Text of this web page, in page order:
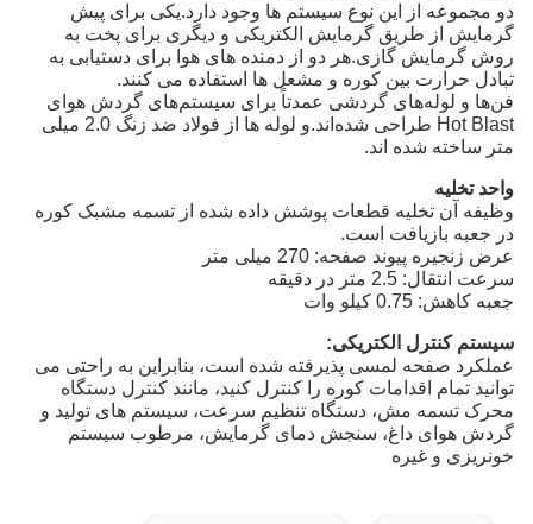
دو مجموعه از این نوع سیستم ها وجود دارد.یکی برای پیش
گرمایش از طریق گرمایش الکتریکی و دیگری برای پخت به
روش گرمایش گازی.هر دو از دمنده های هوا برای دستیابی به
تبادل حرارت بین کوره و مشعل ها استفاده می کنند.
فن‌ها و لوله‌های گردشی عمدتاً برای سیستم‌های گردش هوای
Hot Blast طراحی شده‌اند.و لوله ها از فولاد ضد زنگ 2.0 میلی
متر ساخته شده اند.
واحد تخلیه
وظیفه آن تخلیه قطعات پوشش داده شده از تسمه مشبک کوره
در جعبه بازیافت است.
عرض زنجیره پیوند صفحه: 270 میلی متر
سرعت انتقال: 2.5 متر در دقیقه
جعبه کاهش: 0.75 کیلو وات
سیستم کنترل الکتریکی:
عملکرد صفحه لمسی پذیرفته شده است، بنابراین به راحتی می
توانید تمام اقدامات کوره را کنترل کنید، مانند کنترل دستگاه
محرک تسمه مش، دستگاه تنظیم سرعت، سیستم های تولید و
گردش هوای داغ، سنجش دمای گرمایش، مرطوب سیستم
خونریزی و غیره